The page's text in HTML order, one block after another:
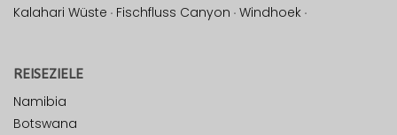
Kalahari Wüste · Fischfluss Canyon · Windhoek ·
REISEZIELE
Namibia
Botswana